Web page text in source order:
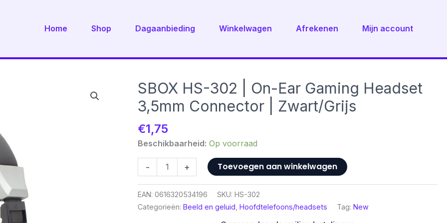
Home Shop Dagaanbieding Winkelwagen Afrekenen Mijn account
SBOX HS-302 | On-Ear Gaming Headset
3,5mm Connector | Zwart/Grijs
€1,75
Beschikbaarheid: Op voorraad
-
HS-
302
|
On-
+ Toevoegen aan winkelwagen
EAN:0616320534196 SKU:HS-302
Categorieën:Beeld en geluid ,Hoofdtelefoons/headsets Tag:New